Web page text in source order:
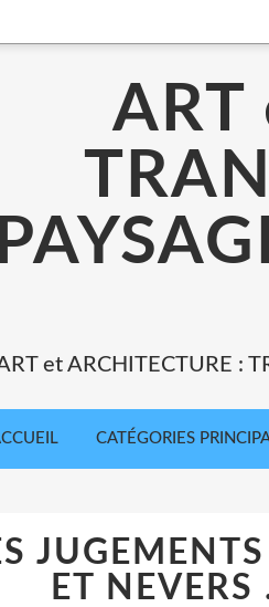
ART
et ARCHITECTURE :
CATÉGORIES
ET